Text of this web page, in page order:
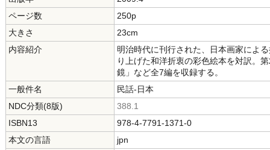
ページ数
250p
大きさ
23cm
内容紹介
明治時代に刊行された、日本画家によ
り上げた和洋折衷の彩色絵本を対訳。
鏡」など全7編を収録する。
一般件名
民話-日本
NDC分類(8版)
388.1
ISBN13
978-4-7791-1371-0
本文の言語
jpn